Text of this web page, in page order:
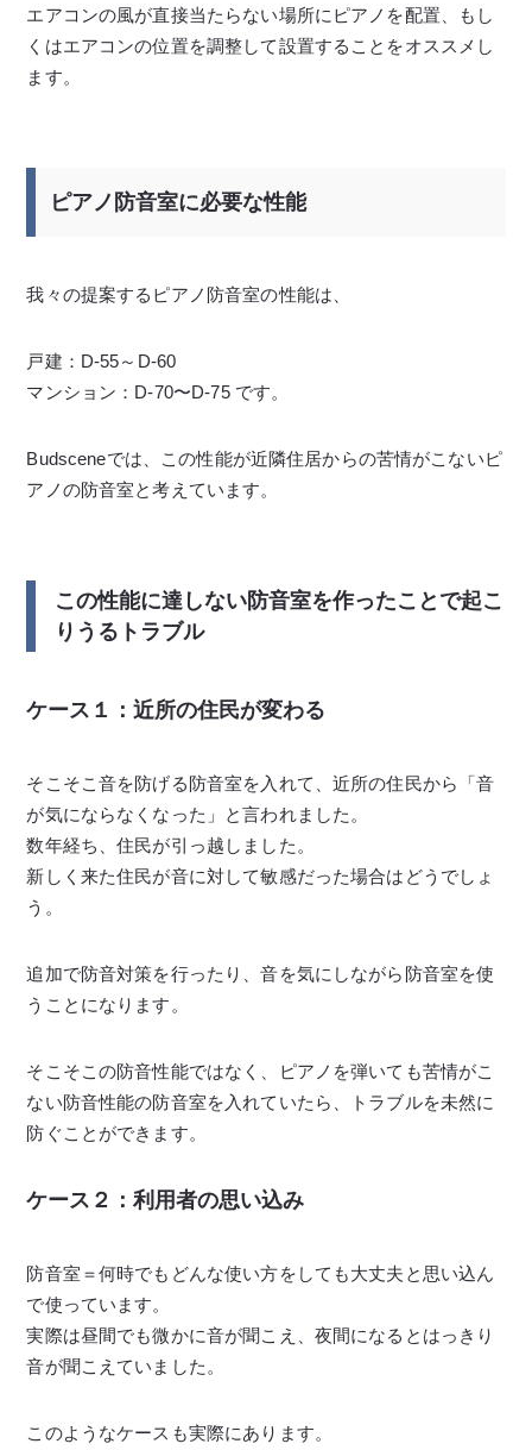
エアコンの風が直接当たらない場所にピアノを配置、もし
くはエアコンの位置を調整して設置することをオススメし
ます。
ピアノ防音室に必要な性能
我々の提案するピアノ防音室の性能は、
戸建：D-55～D-60
マンション：D-70〜D-75 です。
Budsceneでは、この性能が近隣住居からの苦情がこないピ
アノの防音室と考えています。
この性能に達しない防音室を作ったことで起こ
りうるトラブル
ケース１：近所の住民が変わる
そこそこ音を防げる防音室を入れて、近所の住民から「音
が気にならなくなった」と言われました。
数年経ち、住民が引っ越しました。
新しく来た住民が音に対して敏感だった場合はどうでしょ
う。
追加で防音対策を行ったり、音を気にしながら防音室を使
うことになります。
そこそこの防音性能ではなく、ピアノを弾いても苦情がこ
ない防音性能の防音室を入れていたら、トラブルを未然に
防ぐことができます。
ケース２：利用者の思い込み
防音室＝何時でもどんな使い方をしても大丈夫と思い込ん
で使っています。
実際は昼間でも微かに音が聞こえ、夜間になるとはっきり
音が聞こえていました。
このようなケースも実際にあります。